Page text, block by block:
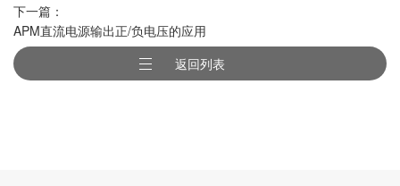
品在教育中的应用
下一篇：
APM直流电源输出正/负电压的应用
返回列表